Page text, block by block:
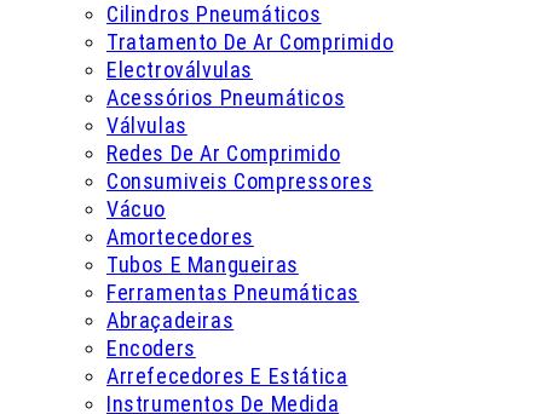
Cilindros Pneumáticos
Tratamento De Ar Comprimido
Electroválvulas
Acessórios Pneumáticos
Válvulas
Redes De Ar Comprimido
Consumiveis Compressores
Vácuo
Amortecedores
Tubos E Mangueiras
Ferramentas Pneumáticas
Abraçadeiras
Encoders
Arrefecedores E Estática
Instrumentos De Medida